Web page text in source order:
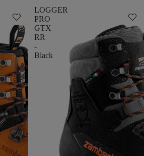
LOGGER
PRO
GTX
RR
-
Black